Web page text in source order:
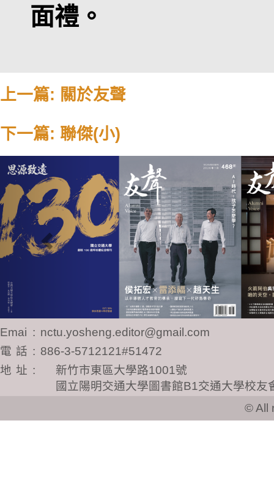
面禮。
上一篇: 關於友聲
下一篇: 聯傑(小)
Previous
Email : nctu.yosheng.editor@gmail.com
電話 : 886-3-5712121#51472
地址 :
新竹市東區大學路1001號
國立陽明交通大學圖書館B1交通大學校友
© All